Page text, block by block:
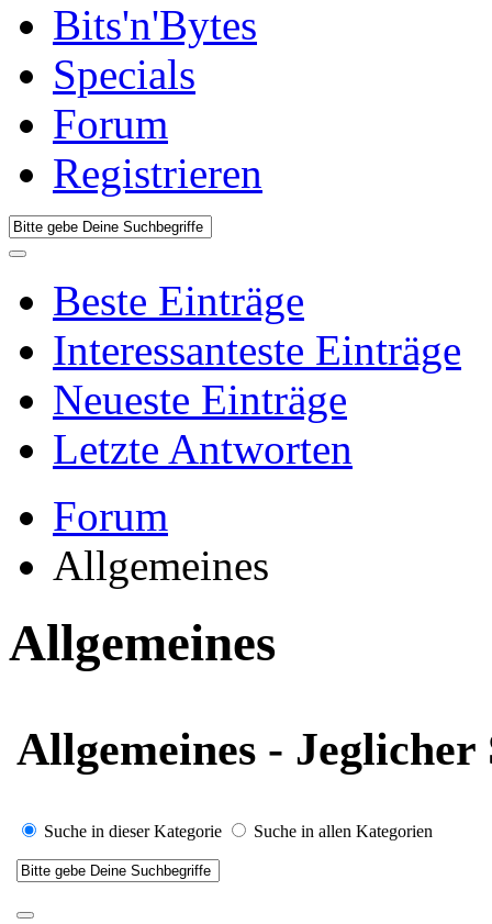
Bits'n'Bytes
Specials
Forum
Registrieren
Beste Einträge
Interessanteste Einträge
Neueste Einträge
Letzte Antworten
Forum
Allgemeines
Allgemeines
Allgemeines - Jeglicher
Suche in dieser Kategorie Suche in allen Kategorien